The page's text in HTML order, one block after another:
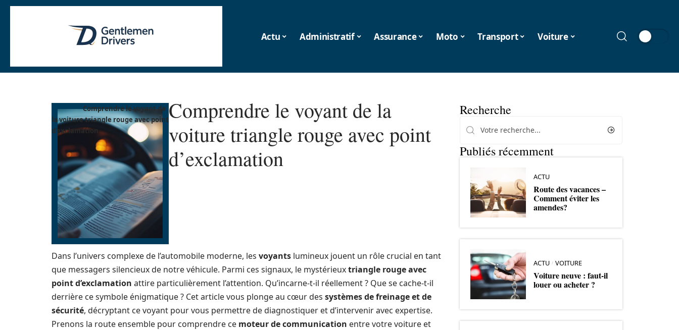
Actu Administratif Assurance Moto Transport Voiture
Comprendre le voyant de
la voiture triangle rouge avec point
d'exclamation
Comprendre le voyant de la
voiture triangle rouge avec point
d’exclamation
Dans l’univers complexe de l’automobile moderne, les voyants lumineux jouent un rôle crucial en tant
que messagers silencieux de notre véhicule. Parmi ces signaux, le mystérieuxtriangle rouge avec
point d’exclamation attire particulièrement l’attention. Qu’incarne-t-il réellement ? Que se cache-t-il
derrière ce symbole énigmatique ? Cet article vous plonge au cœur des systèmes de freinage et de
sécurité, décryptant ce voyant pour vous permettre de diagnostiquer et d’intervenir avec expertise.
Prenons la route ensemble pour comprendre ce moteur de communication entre votre voiture et
Recherche
Publiés récemment
ACTU
Route des vacances –
Comment éviter les
amendes?
ACTU VOITURE
Voiture neuve : faut-il
louer ou acheter ?